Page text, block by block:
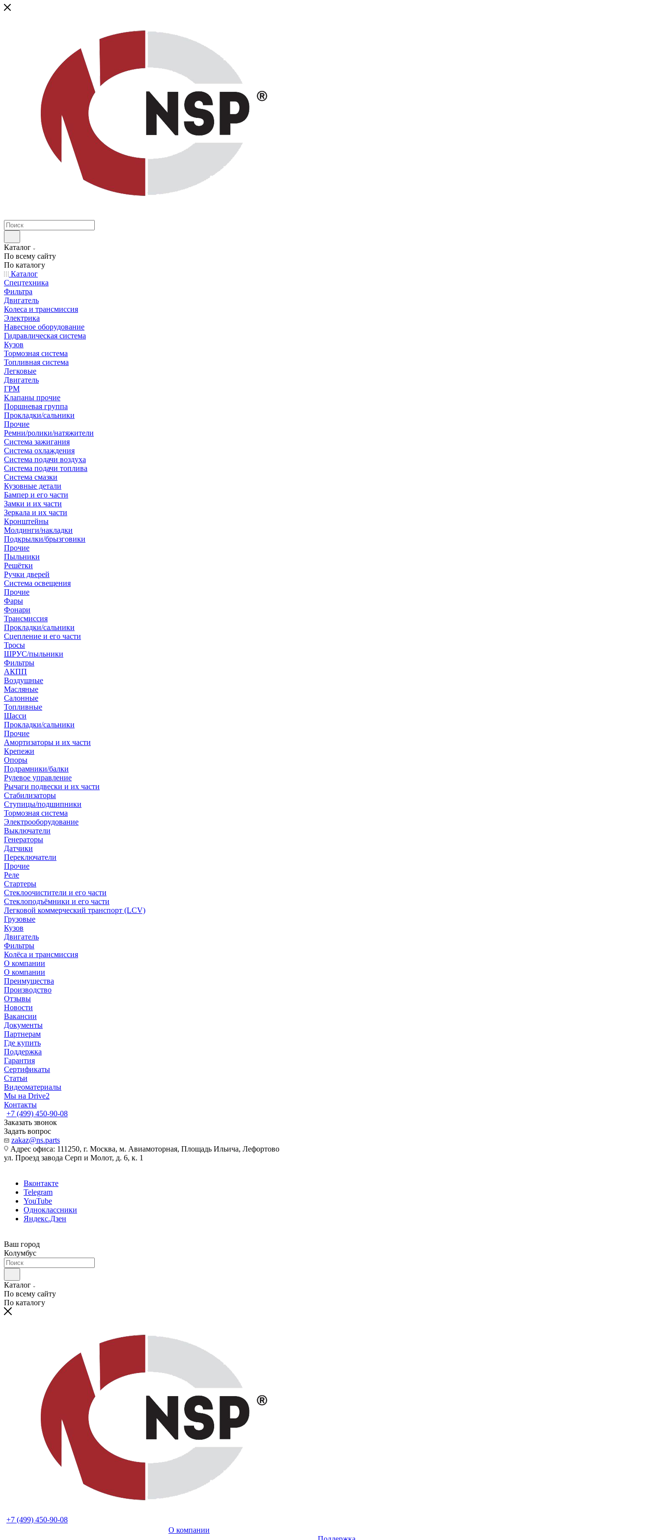
Каталог
По всему сайту
По каталогу
Каталог
Спецтехника
Фильтра
Двигатель
Колеса и трансмиссия
Электрика
Навесное оборудование
Гидравлическая система
Кузов
Тормозная система
Топливная система
Легковые
Двигатель
ГРМ
Клапаны прочие
Поршневая группа
Прокладки/сальники
Прочие
Ремни/ролики/натяжители
Система зажигания
Система охлаждения
Система подачи воздуха
Система подачи топлива
Система смазки
Кузовные детали
Бампер и его части
Замки и их части
Зеркала и их части
Кронштейны
Молдинги/накладки
Подкрылки/брызговики
Прочие
Пыльники
Решётки
Ручки дверей
Система освещения
Прочие
Фары
Фонари
Трансмиссия
Прокладки/сальники
Сцепление и его части
Тросы
ШРУС/пыльники
Фильтры
АКПП
Воздушные
Масляные
Салонные
Топливные
Шасси
Прокладки/сальники
Прочие
Амортизаторы и их части
Крепежи
Опоры
Подрамники/балки
Рулевое управление
Рычаги подвески и их части
Стабилизаторы
Ступицы/подшипники
Тормозная система
Электрооборудование
Выключатели
Генераторы
Датчики
Переключатели
Прочие
Реле
Стартеры
Стеклоочистители и его части
Стеклоподъёмники и его части
Легковой коммерческий транспорт (LCV)
Грузовые
Кузов
Двигатель
Фильтры
Колёса и трансмиссия
О компании
О компании
Преимущества
Производство
Отзывы
Новости
Вакансии
Документы
Партнерам
Где купить
Поддержка
Гарантия
Сертификаты
Статьи
Видеоматериалы
Мы на Drive2
Контакты
+7 (499) 450-90-08
Заказать звонок
Задать вопрос
zakaz@ns.parts
Адрес офиса: 111250, г. Москва, м. Авиамоторная, Площадь Ильича, Лефортово
ул. Проезд завода Серп и Молот, д. 6, к. 1
Вконтакте
Telegram
YouTube
Одноклассники
Яндекс.Дзен
Ваш город
Колумбус
Каталог
По всему сайту
По каталогу
+7 (499) 450-90-08
О компании